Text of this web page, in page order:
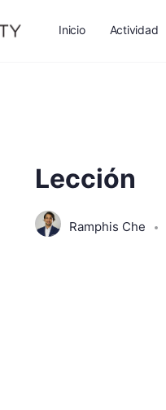
Inicio Actividad
Lección
Ramphis Che